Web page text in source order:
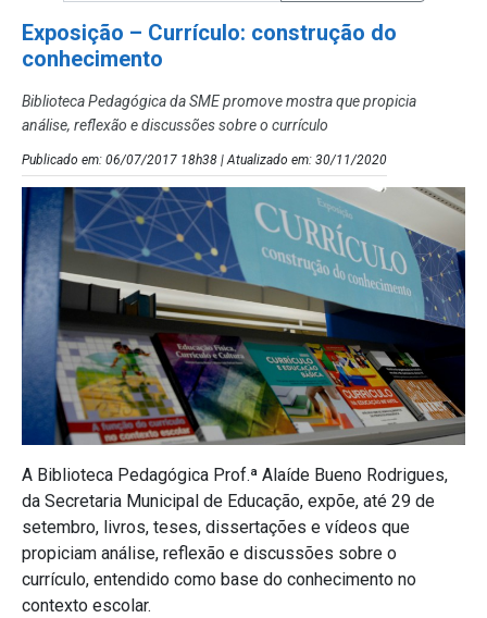
Exposição – Currículo: construção do
conhecimento
Biblioteca Pedagógica da SME promove mostra que propicia
análise, reflexão e discussões sobre o currículo
Publicado em: 06/07/2017 18h38 | Atualizado em: 30/11/2020
A Biblioteca Pedagógica Prof.ª Alaíde Bueno Rodrigues,
da Secretaria Municipal de Educação, expõe, até 29 de
setembro, livros, teses, dissertações e vídeos que
propiciam análise, reflexão e discussões sobre o
currículo, entendido como base do conhecimento no
contexto escolar.